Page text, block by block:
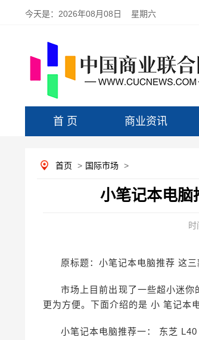
今天是： 2026年08月08日 星期六
首 页 商业资讯
首页 > 国际市场 >
小笔记本电脑
原标题：小笔记本电脑推荐 这
市场上目前出现了一些超小迷
更为方便。下面介绍的是 小 笔记本
小笔记本电脑推荐一： 东芝 L40